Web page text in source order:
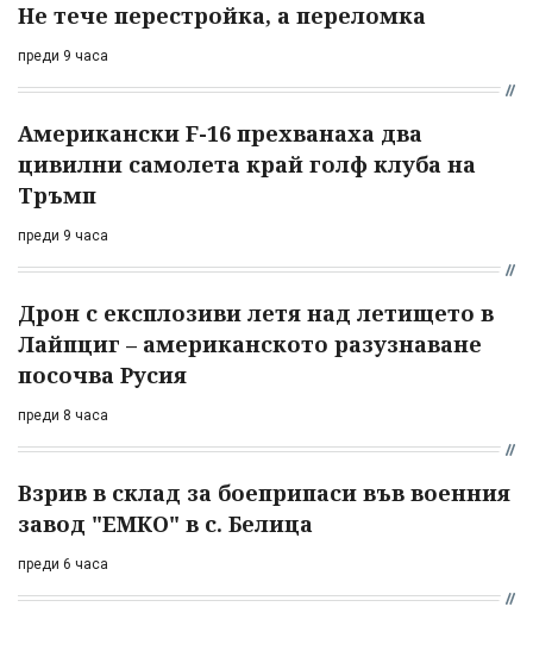
Не тече перестройка, а переломка
преди 9 часа
Американски F-16 прехванаха два
цивилни самолета край голф клуба на
Тръмп
преди 9 часа
Дрон с експлозиви летя над летището в
Лайпциг – американското разузнаване
посочва Русия
преди 8 часа
Взрив в склад за боеприпаси във военния
завод "ЕМКО" в с. Белица
преди 6 часа